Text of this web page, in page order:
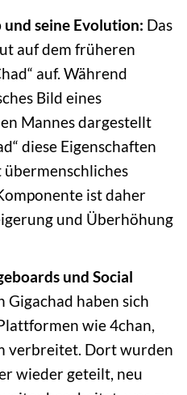
und seine Evolution: Das
auf dem früheren
auf. Während
Bild eines
Mannes dargestellt
diese Eigenschaften
übermenschliches
ist daher
und Überhöhung
und Social
Gigachad haben sich
wie 4chan,
verbreitet. Dort wurden
wieder geteilt, neu